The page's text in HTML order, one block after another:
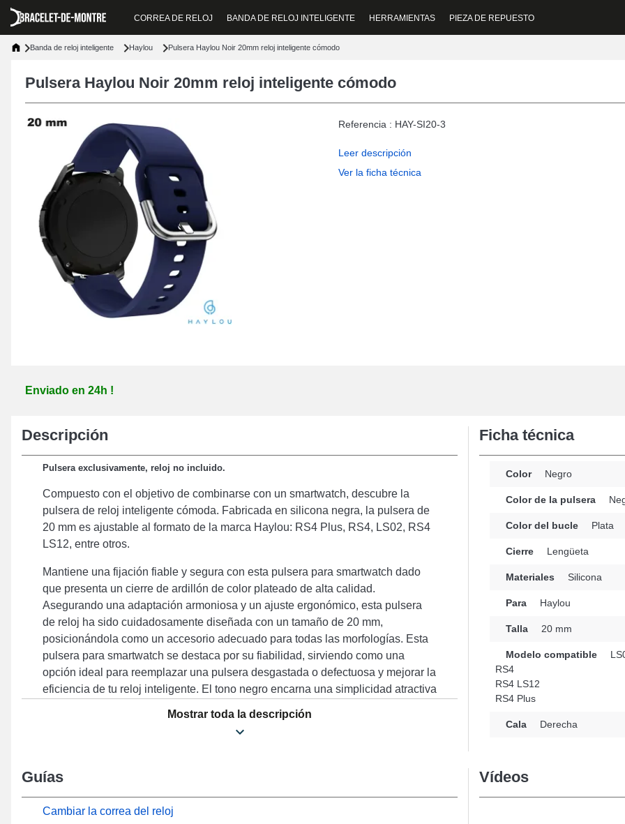
CORREA DE RELOJ BANDA DE RELOJ INTELIGENTE HERRAMIENTAS PIEZA DE REPUESTO
Banda de reloj inteligente Haylou Pulsera Haylou Noir 20mm reloj inteligente cómodo
Pulsera Haylou Noir 20mm reloj inteligente cómodo
Referencia : HAY-SI20-3
Leer descripción
Ver la ficha técnica
Enviado en 24h !
Descripción
Pulsera exclusivamente, reloj no incluido.
Compuesto con el objetivo de combinarse con un smartwatch, descubre la
pulsera de reloj inteligente cómoda. Fabricada en silicona negra, la pulsera de
20 mm es ajustable al formato de la marca Haylou: RS4 Plus, RS4, LS02, RS4
LS12, entre otros.
Mantiene una fijación fiable y segura con esta pulsera para smartwatch dado
que presenta un cierre de ardillón de color plateado de alta calidad.
Asegurando una adaptación armoniosa y un ajuste ergonómico, esta pulsera
de reloj ha sido cuidadosamente diseñada con un tamaño de 20 mm,
posicionándola como un accesorio adecuado para todas las morfologías. Esta
pulsera para smartwatch se destaca por su fiabilidad, sirviendo como una
opción ideal para reemplazar una pulsera desgastada o defectuosa y mejorar la
eficiencia de tu reloj inteligente. El tono negro encarna una simplicidad atractiva
elegancia atemporal y durabilidad para satisfacer las necesidades de los
LS02, RS4 y muchos otros de la marca Haylou, el cierre de ardillón es de
combina naturalmente con una variedad de referencias de la marca.
Mostrar toda la descripción
Ficha técnica
Color Negro
Color de la pulsera
Color del bucle Plata
Cierre Lengüeta
Materiales Silicona
Para Haylou
Talla 20 mm
Modelo compatible
RS4
RS4 LS12
RS4 Plus
Cala Derecha
Guías
Cambiar la correa del reloj
Vídeos